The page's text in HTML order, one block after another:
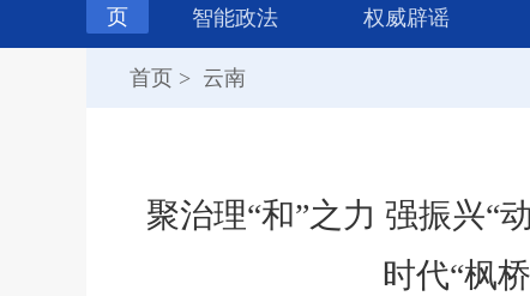
页
智能政法
权威辟谣
首页 > 云南
聚治理“和”之力 强振兴
时代“枫